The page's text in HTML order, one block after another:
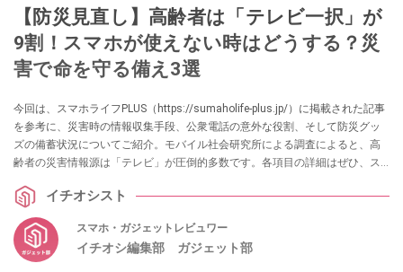
【防災見直し】高齢者は「テレビ一択」が
9割！スマホが使えない時はどうする？災
害で命を守る備え3選
今回は、スマホライフPLUS（https://sumaholife-plus.jp/）に掲載された記事
を参考に、災害時の情報収集手段、公衆電話の意外な役割、そして防災グッ
ズの備蓄状況についてご紹介。モバイル社会研究所による調査によると、高
齢者の災害情報源は「テレビ」が圧倒的多数です。各項目の詳細はぜひ、ス
イチオシスト
スマホ・ガジェットレビュワー
イチオシ編集部 ガジェット部